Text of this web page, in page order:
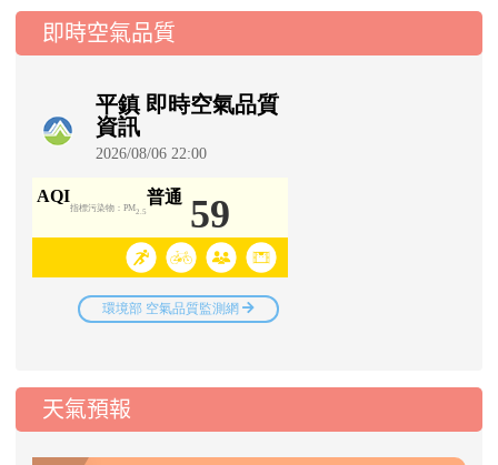
即時空氣品質
天氣預報